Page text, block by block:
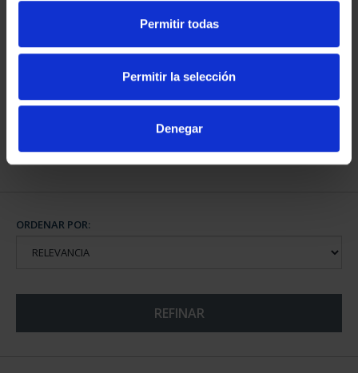
Permitir todas
Permitir la selección
Denegar
CAMPEONES DEL
MUNDIAL FIFA 2026
ORDENAR POR:
REFINAR